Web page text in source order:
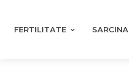
FERTILITATE SARCINA